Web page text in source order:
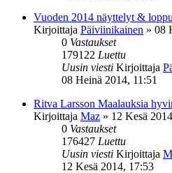
Vuoden 2014 näyttelyt &
Kirjoittaja Päiviinikainen » 08
0 Vastaukset
179122 Luettu
Uusin viesti Kirjoittaja
08 Heinä 2014, 11:51
Ritva Larsson Maalauksia
Kirjoittaja Maz » 12 Kesä
0 Vastaukset
176427 Luettu
Uusin viesti Kirjoittaja
12 Kesä 2014, 17:53